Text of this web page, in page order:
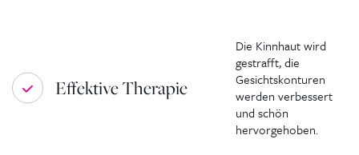
Effektive Therapie
Die Kinnhaut wird
gestrafft, die
Gesichtskonturen
werden verbessert
und schön
hervorgehoben.